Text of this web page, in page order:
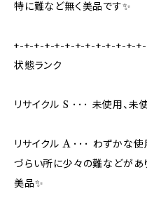
特に難など無く美品です✨
+-+-+-+-+-+-+-+-+-+-+-+-
状態ランク
リサイクル S ･･･ 未使用、未
リサイクル A ･･･ わずかな
づらい所に少々の難などがあ
美品✨